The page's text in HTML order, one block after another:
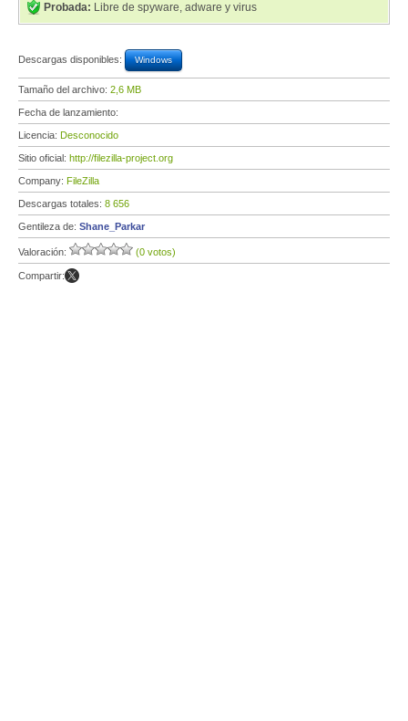
Probada: Libre de spyware, adware y virus
Descargas disponibles: Windows
Tamaño del archivo: 2,6 MB
Fecha de lanzamiento:
Licencia: Desconocido
Sitio oficial: http://filezilla-project.org
Company: FileZilla
Descargas totales: 8 656
Gentileza de: Shane_Parkar
Valoración: (0 votos)
Compartir: